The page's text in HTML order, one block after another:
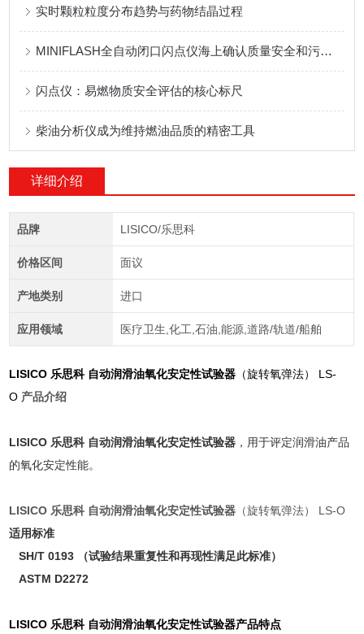
实时颗粒粒度分布趋势与药物结晶过程
MINIFLASH全自动闭口闪点仪海上确认质量安全和污染监测
闪点仪：易燃物质安全评估的核心标尺
柴油分析仪成为维持燃油品质的精密工具
详细介绍
品牌 LISICO/乐思科
价格区间 面议
产地类别 进口
应用领域 医疗卫生,化工,石油,能源,道路/轨道/船舶
LISICO 乐思科 自动润滑油氧化安定性试验器 （旋转氧弹法） LS-
O 产品介绍
LISICO 乐思科 自动润滑油氧化安定性试验器 ，用于评定润滑油产品
的氧化安定性能。
LISICO 乐思科 自动润滑油氧化安定性试验器 （旋转氧弹法） LS-O
适用标准
SH/T 0193 （试验结果重复性和再现性满足此标准）
ASTM D2272
LISICO 乐思科 自动润滑油氧化安定性试验器产品特点